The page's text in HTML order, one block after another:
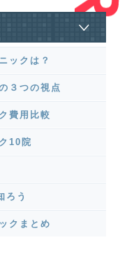
ックは？
３つの視点
費用比較
10院
ろう
クまとめ